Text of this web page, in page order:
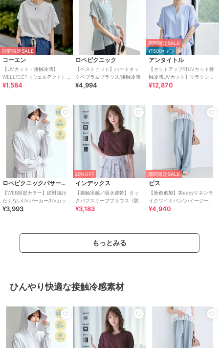
期間限定SALE
コーエン
【UVカット・接触冷感】
WELLTECT（ウェルテクト）
USAコットン フレアスリーブ
¥1,584
ロペピクニック
【ベストヒット】ハートネッ
クペプラムブラウス/接触冷感
¥4,994
期間限定SALE
¥1500ｸｰﾎﾟﾝ
アンタイトル
【セットアップ可UVカット接
触冷感UVカット】リラクシー
キーVネックブラウス
¥12,870
ロペピクニックパサージュ
【WEB限定カラー】絶対焼け
たくないUVパーカー/UVカッ
ト・接触冷感
¥3,993
20%OFF
インデックス
【接触冷感／吸水速乾】タッ
クパフスリーブブラウス《防
シワ／洗濯機OK／XS～3L／
¥3,183
期間限定SALE
ビス
【新色追加】美easyリネンラ
イクワイドパンツ/イージーケ
ア・接触冷感・セットアップ
¥4,940
もっとみる
ひんやり快適な接触冷感素材